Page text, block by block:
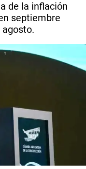
de la inflación
septiembre
agosto.